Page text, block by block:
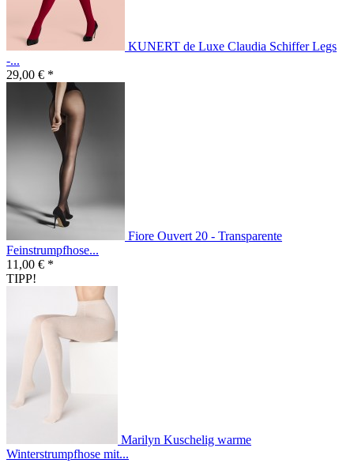
KUNERT de Luxe Claudia Schiffer Legs
-...
29,00 € *
Fiore Ouvert 20 - Transparente
Feinstrumpfhose...
11,00 € *
TIPP!
Marilyn Kuschelig warme
Winterstrumpfhose mit...